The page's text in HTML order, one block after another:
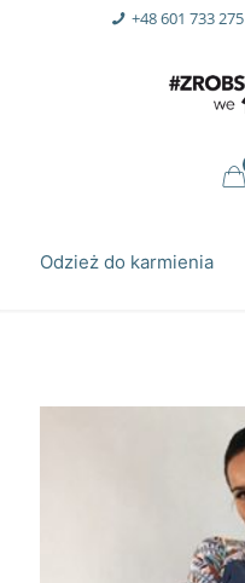
+48 601 733 275
Odzież do karmienia